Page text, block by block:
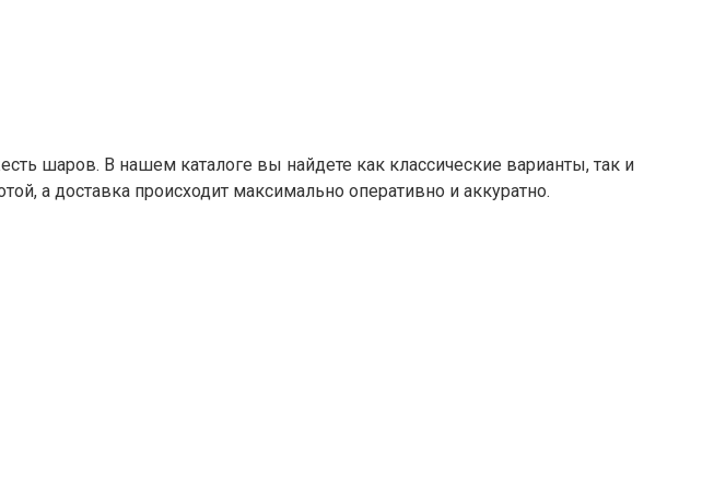
шаров. В нашем каталоге вы найдете как классические варианты, так и
а доставка происходит максимально оперативно и аккуратно.